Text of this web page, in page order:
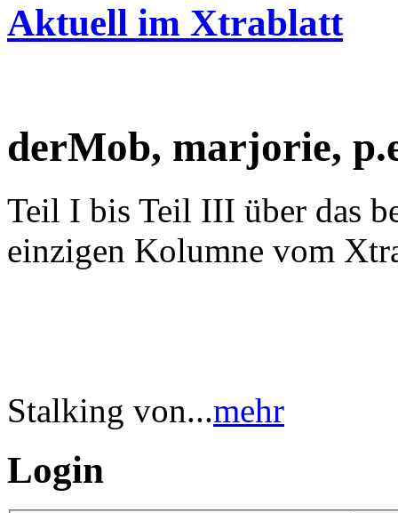
Aktuell im Xtrablatt
derMob, marjorie,
Teil I bis Teil III über das
einzigen Kolumne vom
Stalking von...mehr
Login